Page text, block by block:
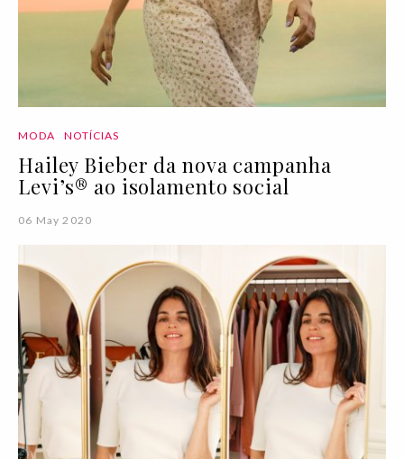
MODA NOTÍCIAS
Hailey Bieber da nova campanha
Levi’s® ao isolamento social
06 May 2020